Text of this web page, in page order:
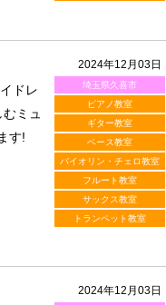
2024年12月03日
埼玉県久喜市
ピアノ教室
ギター教室
ベース教室
バイオリン・チェロ教室
フルート教室
サックス教室
トランペット教室
ドレ
ミュ
す!
2024年12月03日